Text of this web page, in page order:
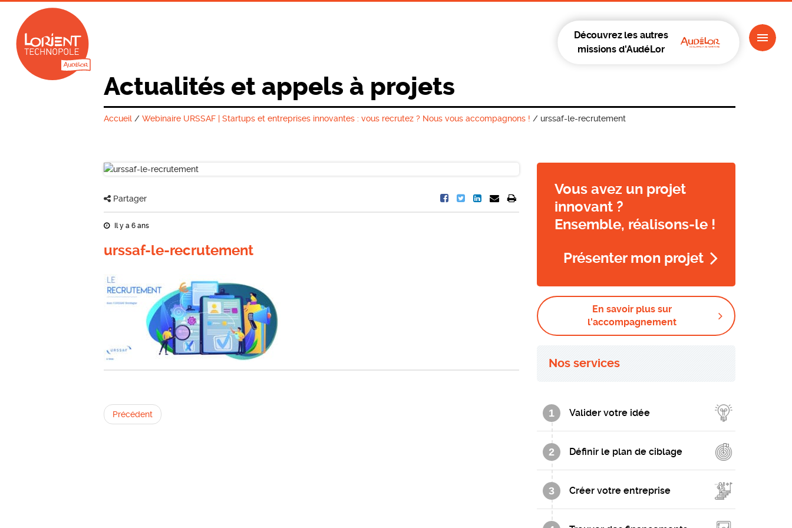
Découvrez les autres
missions d'AudéLor
Actualités et appels à projets
Accueil /Webinaire URSSAF | Startups et entreprises innovantes : vous recrutez ? Nous vous accompagnons ! / urssaf-le-recrutement
Partager
Il y a 6 ans
urssaf-le-recrutement
Précédent
Vous avez un projet
innovant ?
Ensemble, réalisons-le !
Présenter mon projet
En savoir plus sur
l'accompagnement
Nos services
1 Valider votre idée
2 Définir le plan de ciblage
3 Créer votre entreprise